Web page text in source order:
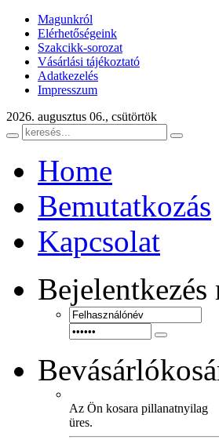
Magunkról
Elérhetőségeink
Szakcikk-sorozat
Vásárlási tájékoztató
Adatkezelés
Impresszum
2026. augusztus 06., csütörtök
Home
Bemutatkozás
Kapcsolat
Bejelentkezés
Az Ön kosara pillanatnyilag
üres.